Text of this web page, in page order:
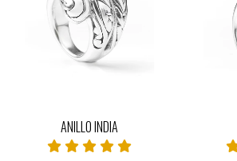
ANILLO INDIA